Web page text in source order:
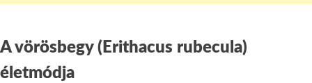
A vörösbegy (Erithacus rubecula)
életmódja